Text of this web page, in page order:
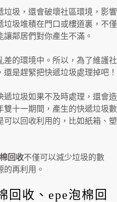
垃圾，還會破壞社區環境，影響
垃圾堆積在門口或樓道裏，不僅
鄰居們對你產生不滿。
的環境中。所以，為了維護社
是趕緊把快遞垃圾處理掉吧！
遞垃圾如果不及時處理，還會造
雙十一期間，產生的快遞垃圾數
可以回收利用的，比如紙箱、塑
回收不僅可以減少垃圾的數
的再利用。
回收、epe泡棉回